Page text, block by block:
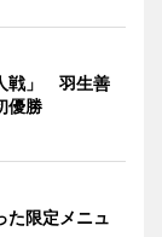
戦」 羽生善
優勝
た限定メニュ